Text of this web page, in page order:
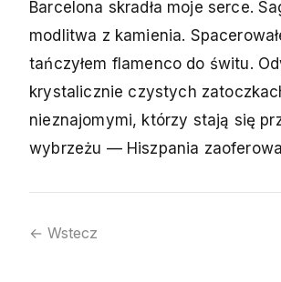
Barcelona skradła moje serce.
modlitwa z kamienia.
tańczyłem flamenco do świtu.
krystalicznie czystych
nieznajomymi, którzy stają się
wybrzeżu — Hiszpania
← Wstecz